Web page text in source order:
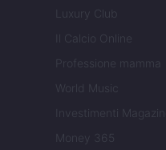
Luxury Club
Il Calcio Online
Professione mamma
World Music
Investimenti Magazine
Money 365